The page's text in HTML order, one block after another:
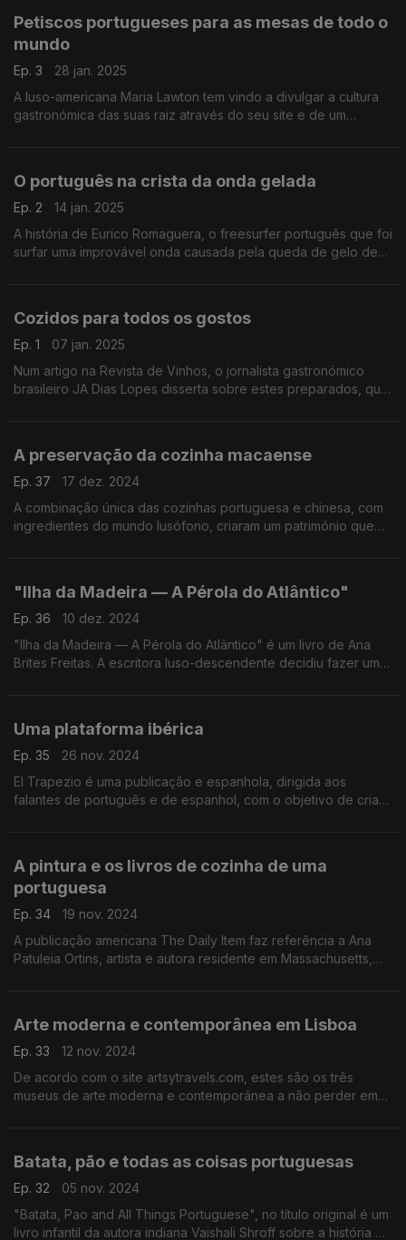
Petiscos portugueses para as mesas de todo o
mundo
Ep. 3
28 jan. 2025
A luso-americana Maria Lawton tem vindo a divulgar a cultura
gastronómica das suas raiz através do seu site e de um
O português na crista da onda gelada
Ep. 2
14 jan. 2025
A história de Eurico Romaguera, o freesurfer português que foi
surfar uma improvável onda causada pela queda de gelo de
Cozidos para todos os gostos
Ep. 1
07 jan. 2025
Num artigo na Revista de Vinhos, o jornalista gastronómico
brasileiro JA Dias Lopes disserta sobre estes preparados, que,
A preservação da cozinha macaense
Ep. 37
17 dez. 2024
A combinação única das cozinhas portuguesa e chinesa, com
ingredientes do mundo lusófono, criaram um património que
"Ilha da Madeira — A Pérola do Atlântico"
Ep. 36
10 dez. 2024
"Ilha da Madeira — A Pérola do Atlântico" é um livro de Ana
Brites Freitas. A escritora luso-descendente decidiu fazer uma
Uma plataforma ibérica
Ep. 35
26 nov. 2024
El Trapezio é uma publicação e espanhola, dirigida aos
falantes de português e de espanhol, com o objetivo de criar
A pintura e os livros de cozinha de uma
portuguesa
Ep. 34
19 nov. 2024
A publicação americana The Daily Item faz referência a Ana
Patuleia Ortins, artista e autora residente em Massachusetts,
Arte moderna e contemporânea em Lisboa
Ep. 33
12 nov. 2024
De acordo com o site artsytravels.com, estes são os três
museus de arte moderna e contemporânea a não perder em
Batata, pão e todas as coisas portuguesas
Ep. 32
05 nov. 2024
"Batata, Pao and All Things Portuguese", no título original é um
livro infantil da autora indiana Vaishali Shroff sobre a história da